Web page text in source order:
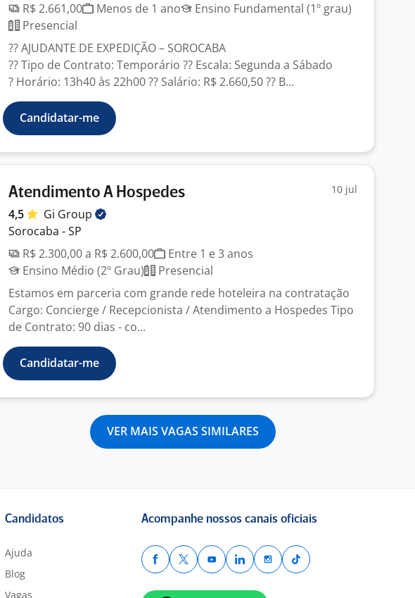
R$ 2.661,00
Menos de 1 ano
Ensino Fundamental (1º grau)
Presencial
?? AJUDANTE DE EXPEDIÇÃO – SOROCABA
?? Tipo de Contrato: Temporário ?? Escala: Segunda a Sábado
? Horário: 13h40 às 22h00 ?? Salário: R$ 2.660,50 ?? B...
Candidatar-me
Atendimento A Hospedes 10 jul
4,5 Gi Group
Sorocaba - SP
R$ 2.300,00 a R$ 2.600,00
Entre 1 e 3 anos
Ensino Médio (2º Grau)
Presencial
Estamos em parceria com grande rede hoteleira na contratação
Cargo: Concierge / Recepcionista / Atendimento a Hospedes Tipo
de Contrato: 90 dias - co...
Candidatar-me
VER MAIS VAGAS SIMILARES
Candidatos
Ajuda
Blog
Vagas
Acompanhe nossos canais oficiais